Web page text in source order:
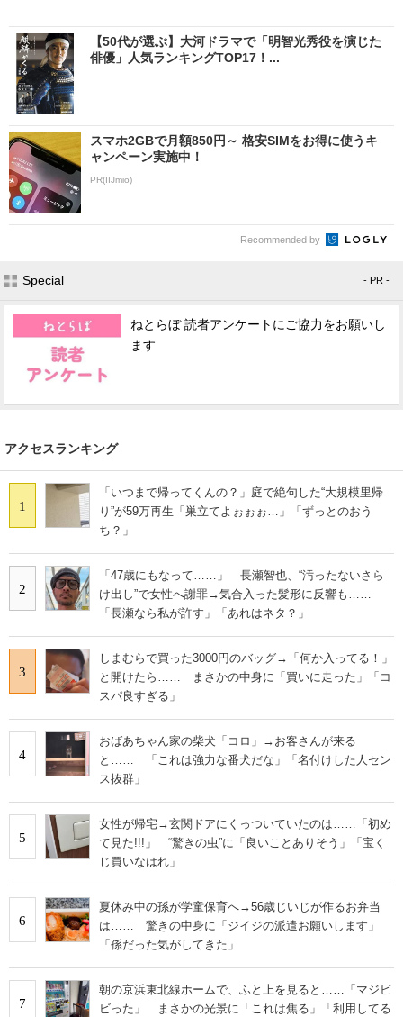
【50代が選ぶ】大河ドラマで「明智光秀役を演じた
俳優」人気ランキングTOP17！...
スマホ2GBで月額850円～ 格安SIMをお得に使うキ
ャンペーン実施中！
PR(IIJmio)
Recommended by
Special - PR -
ねとらぼ 読者アンケートにご協力をお願いし
ます
アクセスランキング
1
「いつまで帰ってくんの？」庭で絶句した“大規模里帰
り”が59万再生「巣立てよぉぉぉ…」「ずっとのおう
ち？」
2
「47歳にもなって……」 長瀬智也、“汚ったないさら
け出し”で女性へ謝罪→気合入った髪形に反響も……
「長瀬なら私が許す」「あれはネタ？」
3
しまむらで買った3000円のバッグ→「何か入ってる！」
と開けたら…… まさかの中身に「買いに走った」「コ
スパ良すぎる」
4
おばあちゃん家の柴犬「コロ」→お客さんが来る
と…… 「これは強力な番犬だな」「名付けした人セン
ス抜群」
5
女性が帰宅→玄関ドアにくっついていたのは……「初め
て見た!!!」 “驚きの虫”に「良いことありそう」「宝く
じ買いなはれ」
6
夏休み中の孫が学童保育へ→56歳じいじが作るお弁当
は…… 驚きの中身に「ジイジの派遣お願いします」
「孫だった気がしてきた」
7
朝の京浜東北線ホームで、ふと上を見ると……「マジビ
ビった」 まさかの光景に「これは焦る」「利用してる